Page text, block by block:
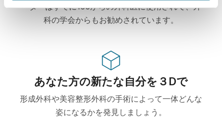
ーターはすでに100からの外科医に使用されて、外
科の学会からもお勧めされています。
あなた方の新たな自分を３Dで
形成外科や美容整形外科の手術によって一体どんな
姿になるかを発見しましょう。